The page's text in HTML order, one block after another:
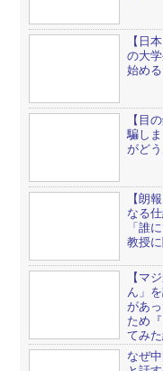
【日
の大
始める
【目
騙し
がど
【朗
なる
「誰
教授
【マ
ん」
があ
ため
てみ
なぜ